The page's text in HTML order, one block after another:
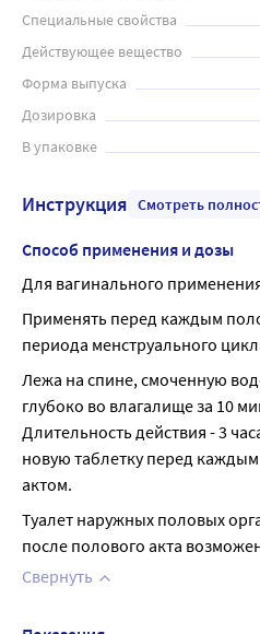
Специальные свойства
Действующее вещество
Форма выпуска
Дозировка
В упаковке
Инструкция Смотреть
Способ применения и дозы
Для вагинального
Применять перед каждым
периода менструального
Лежа на спине, смоченную
глубоко во влагалище за 10
Длительность действия - 3
новую таблетку перед
актом.
Туалет наружных половых
после полового акта
Свернуть